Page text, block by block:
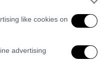
like cookies on
advertising
Οι